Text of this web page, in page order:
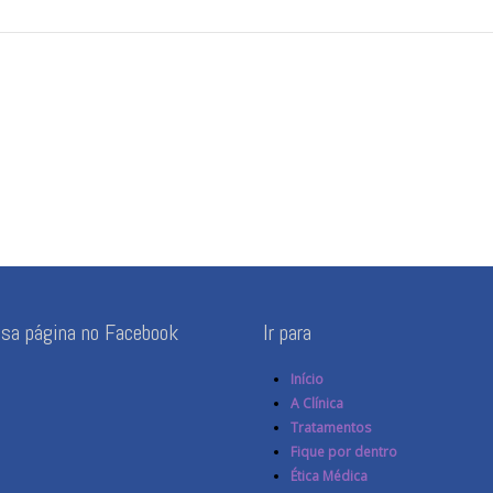
página no Facebook Ir para
Início
A Clínica
Tratamentos
Fique por dentro
Ética Médica